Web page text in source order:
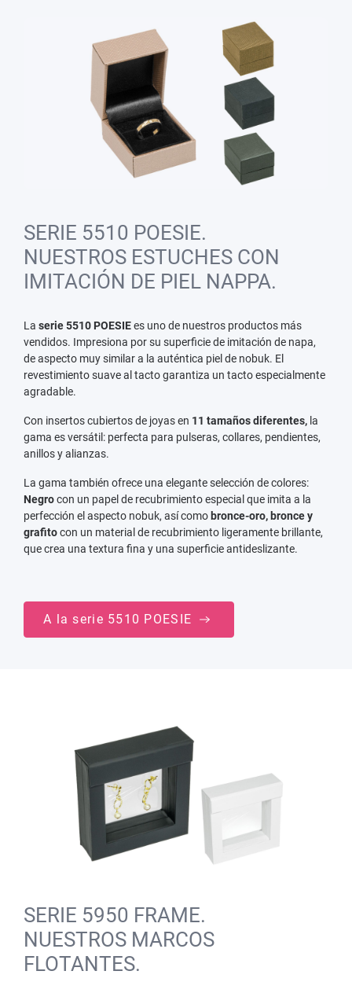
SERIE 5510 POESIE.
NUESTROS ESTUCHES CON
IMITACIÓN DE PIEL NAPPA.
La serie 5510 POESIEes uno de nuestros productos más
vendidos. Impresiona por su superficie de imitación de napa,
de aspecto muy similar a la auténtica piel de nobuk. El
revestimiento suave al tacto garantiza un tacto especialmente
agradable.
Con insertos cubiertos de joyas en 11 tamaños diferentes, la
gama es versátil: perfecta para pulseras, collares, pendientes,
anillos y alianzas.
La gama también ofrece una elegante selección de colores:
Negrocon un papel de recubrimiento especial que imita a la
perfección el aspecto nobuk, así comobronce-oro, bronce y
grafitocon un material de recubrimiento ligeramente brillante,
que crea una textura fina y una superficie antideslizante.
A la serie 5510 POESIE
SERIE 5950 FRAME.
NUESTROS MARCOS
FLOTANTES.